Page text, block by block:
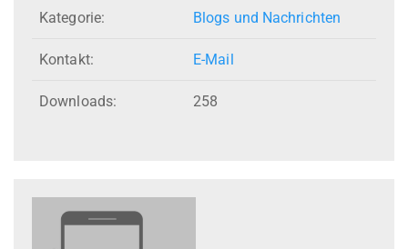
Kategorie: Blogs und Nachrichten
Kontakt: E-Mail
Downloads: 258